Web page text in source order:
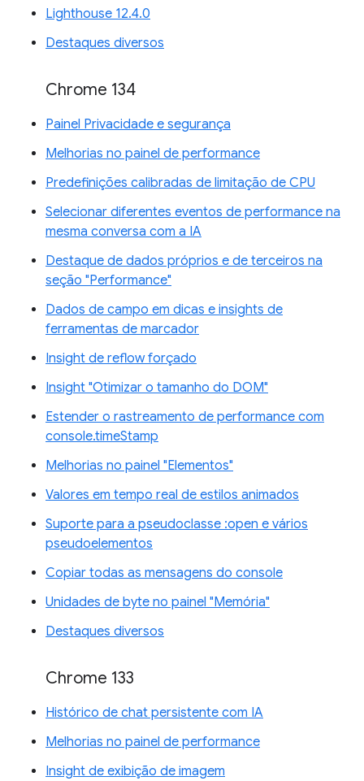
Lighthouse 12.4.0
Destaques diversos
Chrome 134
Painel Privacidade e segurança
Melhorias no painel de performance
Predefinições calibradas de limitação de CPU
Selecionar diferentes eventos de performance na
mesma conversa com a IA
Destaque de dados próprios e de terceiros na
seção "Performance"
Dados de campo em dicas e insights de
ferramentas de marcador
Insight de reflow forçado
Insight "Otimizar o tamanho do DOM"
Estender o rastreamento de performance com
console.timeStamp
Melhorias no painel "Elementos"
Valores em tempo real de estilos animados
Suporte para a pseudoclasse :open e vários
pseudoelementos
Copiar todas as mensagens do console
Unidades de byte no painel "Memória"
Destaques diversos
Chrome 133
Histórico de chat persistente com IA
Melhorias no painel de performance
Insight de exibição de imagem